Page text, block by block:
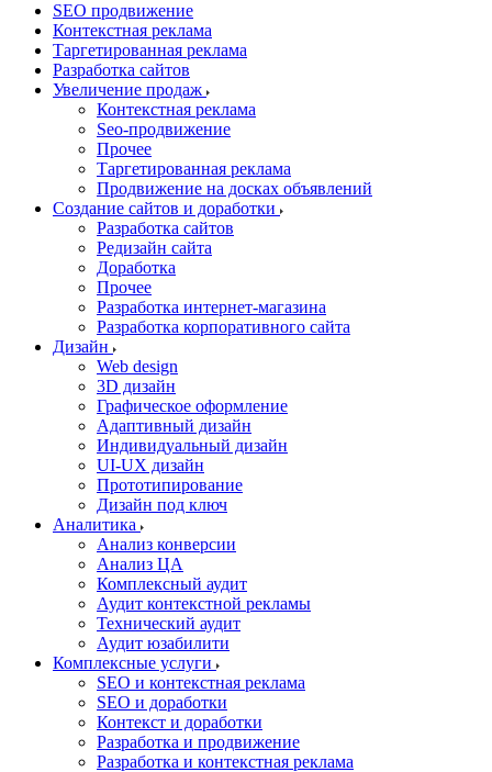
SEO продвижение
Контекстная реклама
Таргетированная реклама
Разработка сайтов
Увеличение продаж
Контекстная реклама
Seo-продвижение
Прочее
Таргетированная реклама
Продвижение на досках объявлений
Создание сайтов и доработки
Разработка сайтов
Редизайн сайта
Доработка
Прочее
Разработка интернет-магазина
Разработка корпоративного сайта
Дизайн
Web design
3D дизайн
Графическое оформление
Адаптивный дизайн
Индивидуальный дизайн
UI‑UX дизайн
Прототипирование
Дизайн под ключ
Аналитика
Анализ конверсии
Анализ ЦА
Комплексный аудит
Аудит контекстной рекламы
Технический аудит
Аудит юзабилити
Комплексные услуги
SEO и контекстная реклама
SEO и доработки
Контекст и доработки
Разработка и продвижение
Разработка и контекстная реклама